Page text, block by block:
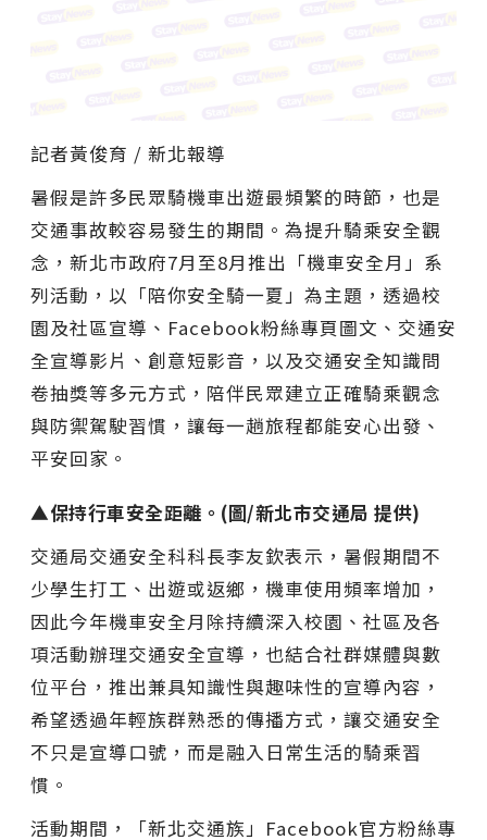
記者黃俊育 / 新北報導
暑假是許多民眾騎機車出遊最頻繁的時節，也是
交通事故較容易發生的期間。為提升騎乘安全觀
念，新北市政府7月至8月推出「機車安全月」系
列活動，以「陪你安全騎一夏」為主題，透過校
園及社區宣導、Facebook粉絲專頁圖文、交通安
全宣導影片、創意短影音，以及交通安全知識問
卷抽獎等多元方式，陪伴民眾建立正確騎乘觀念
與防禦駕駛習慣，讓每一趟旅程都能安心出發、
平安回家。
▲保持行車安全距離。(圖/新北市交通局 提供)
交通局交通安全科科長李友欽表示，暑假期間不
少學生打工、出遊或返鄉，機車使用頻率增加，
因此今年機車安全月除持續深入校園、社區及各
項活動辦理交通安全宣導，也結合社群媒體與數
位平台，推出兼具知識性與趣味性的宣導內容，
希望透過年輕族群熟悉的傳播方式，讓交通安全
不只是宣導口號，而是融入日常生活的騎乘習
慣。
活動期間，「新北交通族」Facebook官方粉絲專